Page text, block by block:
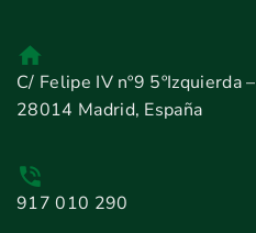
C/ Felipe IV nº9 5ºIzquierda –
28014 Madrid, España
917 010 290